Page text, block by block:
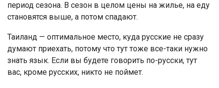
период сезона. В сезон в целом цены на жилье, на еду
становятся выше, а потом спадают.
Таиланд — оптимальное место, куда русские не сразу
думают приехать, потому что тут тоже все-таки нужно
знать язык. Если вы будете говорить по-русски, тут
вас, кроме русских, никто не поймет.